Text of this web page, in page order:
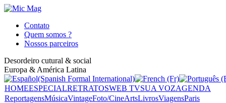
Contato
Quem somos ?
Nossos parceiros
Desordeiro cutural & social
Europa & América Latina
HOMEESPECIALRETRATOSWEB TVSUA VOZAGENDA
ReportagensMúsicaVintageFoto/CineArtsLivrosViagensParis